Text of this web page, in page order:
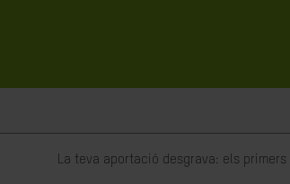
La teva aportació desgrava: els primers